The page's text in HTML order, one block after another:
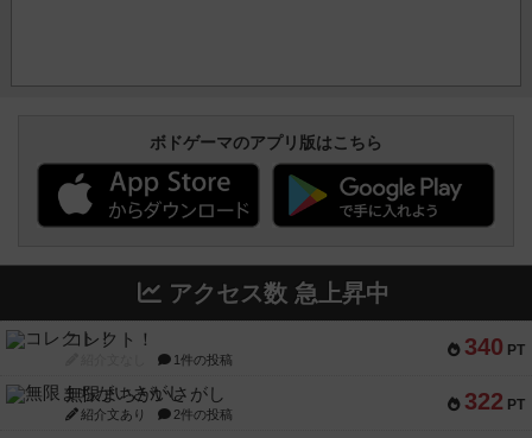
ボドゲーマのアプリ版はこちら
アクセス数 急上昇中
340 PT
コレクト！
1件の投稿
322 PT
無限まちがいさがし
紹介文あり 2件の投稿